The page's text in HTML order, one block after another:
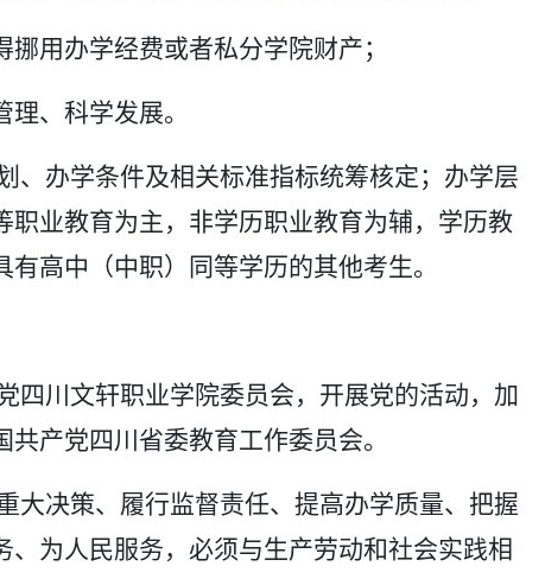
用办学经费或者私分学院财产；
、科学发展。
、办学条件及相关标准指标统筹核定；办学层
业教育为主，非学历职业教育为辅，学历教
高中（中职）同等学历的其他考生。
四川文轩职业学院委员会，开展党的活动，加
产党四川省委教育工作委员会。
大决策、履行监督责任、提高办学质量、把握
为人民服务，必须与生产劳动和社会实践相